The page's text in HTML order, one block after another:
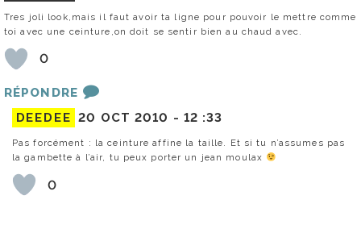
Tres joli look,mais il faut avoir ta ligne pour pouvoir le mettre comme
toi avec une ceinture,on doit se sentir bien au chaud avec.
0
RÉPONDRE
DEEDEE 20 OCT 2010 - 12 :33
Pas forcément : la ceinture affine la taille. Et si tu n’assumes pas
la gambette à l’air, tu peux porter un jean moulax
0